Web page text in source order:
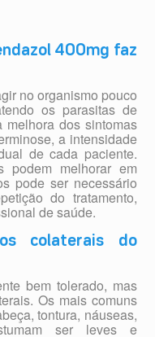
400mg faz
no organismo pouco
os parasitas de
melhora dos sintomas
a intensidade
de cada paciente.
podem melhorar em
pode ser necessário
do tratamento,
de saúde.
colaterais do
bem tolerado, mas
Os mais comuns
tontura, náuseas,
ser leves e